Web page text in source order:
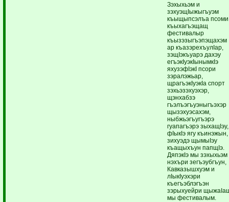
Зэхыхьэм и
зэхуэщIыжыгъуэм
къыщыпсэлъа псоми
къыхагъэщащ
фестивалыр
къызэзыгъэпэщахэм
ар къазэрехъулIар,
зэщIэкъуарэ дахэу
егъэкIуэкIынымкIэ
яхузэфIэкI псори
зэралэжьар,
щрагъэкIуэкIа спорт
зэхьэзэхуэхэр,
щэнхабзэ
гъэлъэгъуэныгъэхэр
щызэхуэсахэм,
ныбжьэгъугъэрэ
гуапагъэрэ зыхащIэу,
фIыкIэ ягу къинэжын,
зихуэдэ щымыIэу
къащыхъун папщIэ.
ДяпэкIэ мы зэхыхьэм
нэхъри зегъэубгъун,
Кавказышхуэм и
лIыкIуэхэри
къегъэблэгъэн
зэрыхуейри
мы фестивалым.